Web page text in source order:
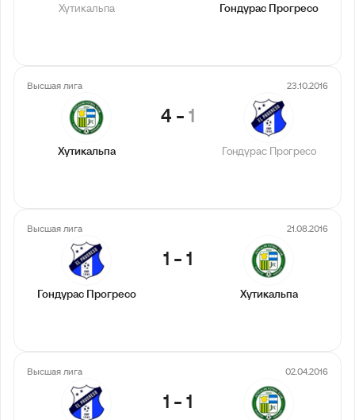
Хутикальпа Гондурас Прогресо
Высшая лига 23.10.2016
Хутикальпа
4 -1
Гондурас Прогресо
Высшая лига 21.08.2016
Гондурас Прогресо
1 -1
Хутикальпа
Высшая лига 02.04.2016
1 -1